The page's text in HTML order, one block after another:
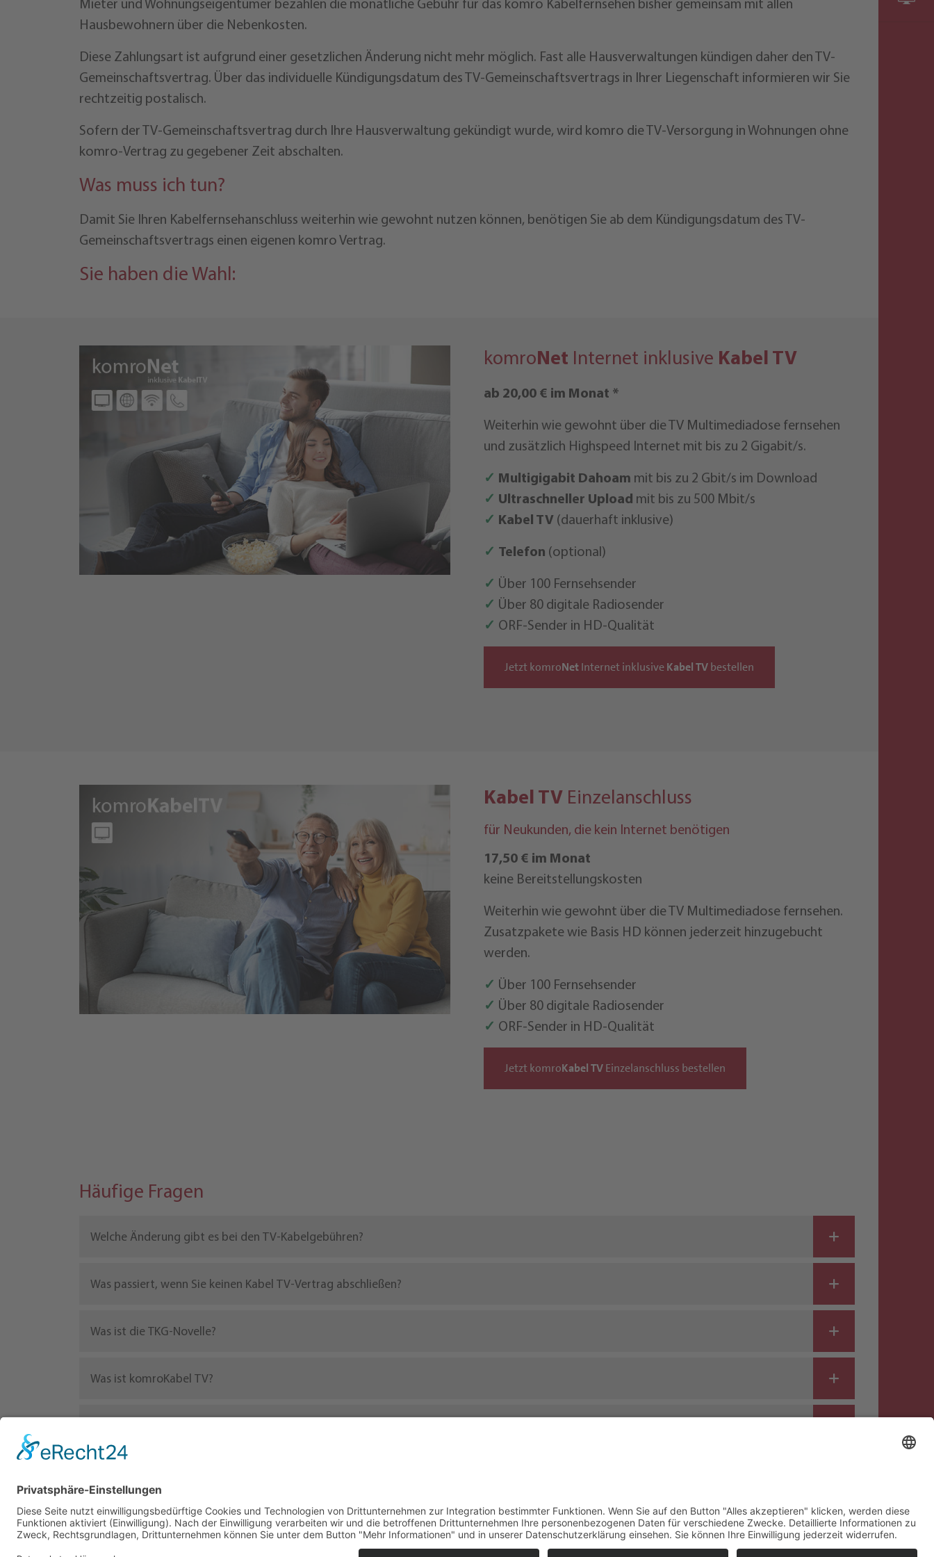
Hausbewohnern über die Nebenkosten.
Diese Zahlungsart ist aufgrund einer gesetzlichen Änderung nicht mehr möglich. Fast alle Hausverwaltungen kündigen daher den TV-
Gemeinschaftsvertrag. Über das individuelle Kündigungsdatum des TV-Gemeinschaftsvertrags in Ihrer Liegenschaft informieren wir Sie
rechtzeitig postalisch.
Sofern der TV-Gemeinschaftsvertrag durch Ihre Hausverwaltung gekündigt wurde, wird komro die TV-Versorgung in Wohnungen ohne
komro-Vertrag zu gegebener Zeit abschalten.
Was muss ich tun?
Damit Sie Ihren Kabelfernsehanschluss weiterhin wie gewohnt nutzen können, benötigen Sie ab dem Kündigungsdatum des TV-
Gemeinschaftsvertrags einen eigenen komro Vertrag.
Sie haben die Wahl:
komroNet Internet inklusive Kabel TV
ab 20,00 € im Monat *
Weiterhin wie gewohnt über die TV Multimediadose fernsehen
und zusätzlich Highspeed Internet mit bis zu 2 Gigabit/s.
✓ Multigigabit Dahoam mit bis zu 2 Gbit/s im Download
✓ Ultraschneller Upload mit bis zu 500 Mbit/s
✓ Kabel TV (dauerhaft inklusive)
✓ Telefon (optional)
✓ Über 100 Fernsehsender
✓ Über 80 digitale Radiosender
✓ ORF-Sender in HD-Qualität
Jetzt komroNetInternet inklusiveKabel TVbestellen
Kabel TV Einzelanschluss
für Neukunden, die kein Internet benötigen
17,50 € im Monat
keine Bereitstellungskosten
Weiterhin wie gewohnt über die TV Multimediadose fernsehen.
Zusatzpakete wie Basis HD können jederzeit hinzugebucht
werden.
✓ Über 100 Fernsehsender
✓ Über 80 digitale Radiosender
✓ ORF-Sender in HD-Qualität
Jetzt komroKabel TVEinzelanschluss bestellen
Häufige Fragen
Welche Änderung gibt es bei den TV-Kabelgebühren?
Was passiert, wenn Sie keinen Kabel TV-Vertrag abschließen?
Was ist die TKG-Novelle?
Was ist komroKabel TV?
Was müssen Sie tun, wenn Sie schon einen komro Internet Vertrag haben?